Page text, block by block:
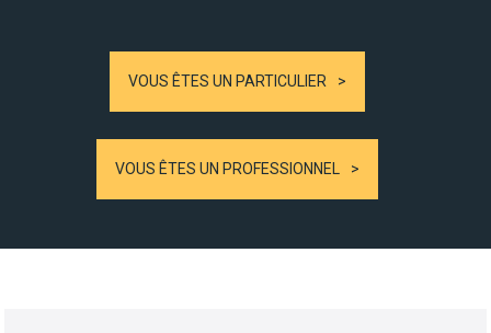
VOUS ÊTES UN PARTICULIER
VOUS ÊTES UN PROFESSIONNEL